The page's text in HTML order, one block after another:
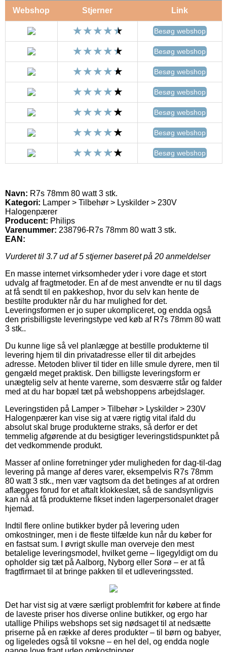
Webshop Stjerner Link
Besøg webshop
Besøg webshop
Besøg webshop
Besøg webshop
Besøg webshop
Besøg webshop
Besøg webshop
Navn: R7s 78mm 80 watt 3 stk.
Kategori: Lamper > Tilbehør > Lyskilder > 230V
Halogenpærer
Producent: Philips
Varenummer: 238796-R7s 78mm 80 watt 3 stk.
EAN:
Vurderet til 3.7ud af 5 stjerner baseret på 20 anmeldelser
En masse internet virksomheder yder i vore dage et stort
udvalg af fragtmetoder. En af de mest anvendte er nu til dags
at få sendt til en pakkeshop, hvor du selv kan hente de
bestilte produkter når du har mulighed for det.
Leveringsformen er jo super ukompliceret, og endda også
den prisbilligste leveringstype ved køb af R7s 78mm 80 watt
3 stk..
Du kunne lige så vel planlægge at bestille produkterne til
levering hjem til din privatadresse eller til dit arbejdes
adresse. Metoden bliver til tider en lille smule dyrere, men til
gengæld meget praktisk. Den billigste leveringsform er
unægtelig selv at hente varerne, som desværre står og falder
med at du har bopæl tæt på webshoppens arbejdslager.
Leveringstiden på Lamper > Tilbehør > Lyskilder > 230V
Halogenpærer kan vise sig at være rigtig vital ifald du
absolut skal bruge produkterne straks, så derfor er det
temmelig afgørende at du besigtiger leveringstidspunktet på
det vedkommende produkt.
Masser af online forretninger yder muligheden for dag-til-dag
levering på mange af deres varer, eksempelvis R7s 78mm
80 watt 3 stk., men vær vagtsom da det betinges af at ordren
aflægges forud for et aftalt klokkeslæt, så de sandsynligvis
kan nå at få produkterne fikset inden lagerpersonalet drager
hjemad.
Indtil flere online butikker byder på levering uden
omkostninger, men i de fleste tilfælde kun når du køber for
en fastsat sum. I øvrigt skulle man overveje den mest
betalelige leveringsmodel, hvilket gerne – ligegyldigt om du
opholder sig tæt på Aalborg, Nyborg eller Sorø – er at få
fragtfirmaet til at bringe pakken til et udleveringssted.
Det har vist sig at være særligt problemfrit for købere at finde
de laveste priser hos diverse online butikker, og ergo har
utallige Philips webshops set sig nødsaget til at nedsætte
priserne på en række af deres produkter – til børn og babyer,
og ligeledes også til voksne – en hel del, og endda nogle